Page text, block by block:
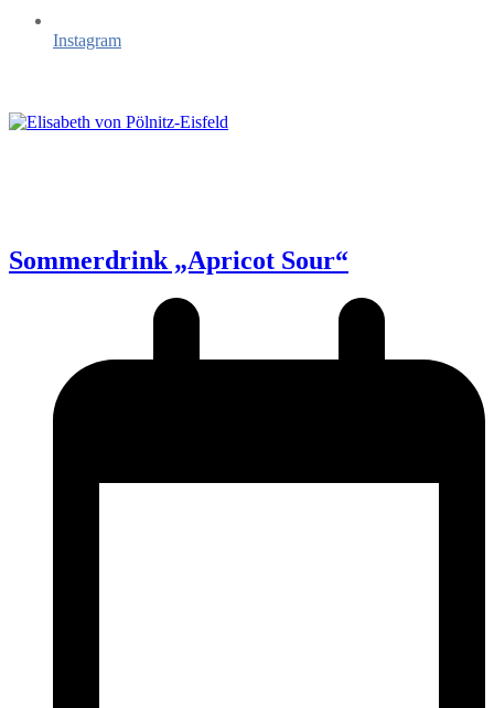
Instagram
Sommerdrink „Apricot Sour“